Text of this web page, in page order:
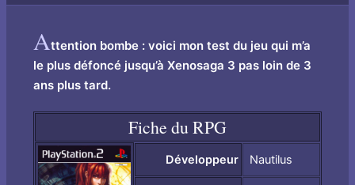
Attention bombe : voici mon test du jeu qui m’a
le plus défoncé jusqu’à Xenosaga 3 pas loin de 3
ans plus tard.
Fiche du RPG
Développeur Nautilus